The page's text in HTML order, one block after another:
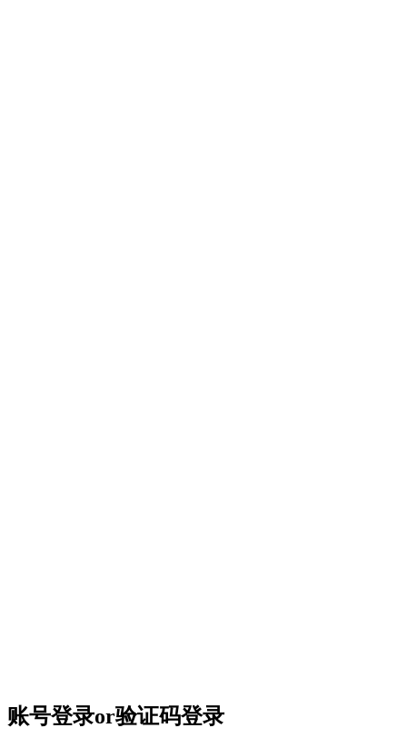
账号登录or验证码登录